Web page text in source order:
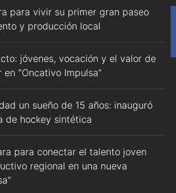
para vivir su primer gran paseo
y producción local
jóvenes, vocación y el valor de
“Oncativo Impulsa”
un sueño de 15 años: inauguró
de hockey sintética
para conectar el talento joven
regional en una nueva